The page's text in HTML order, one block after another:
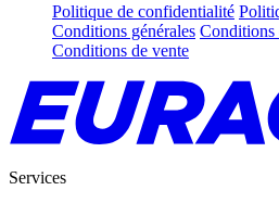
Politique de confidentialité
Conditions générales Conditions
Conditions de vente
Services